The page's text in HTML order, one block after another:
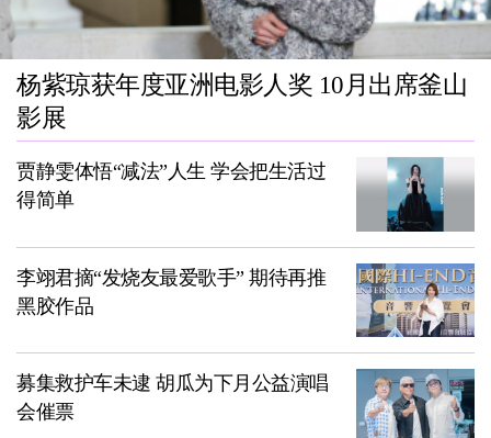
杨紫琼获年度亚洲电影人奖 10月出席釜山
影展
贾静雯体悟“减法”人生 学会把生活过
得简单
李翊君摘“发烧友最爱歌手” 期待再推
黑胶作品
募集救护车未逮 胡瓜为下月公益演唱
会催票